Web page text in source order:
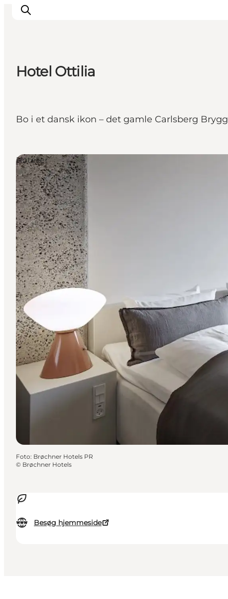
Spis & drik
CopenPay
Copenhagen Card
Hotel Ottilia
Bo i et dansk ikon – det gamle Carlsberg
Besøg hjemmeside
Hoteller
Foto: Brøchner Hotels PR
© Brøchner Hotels